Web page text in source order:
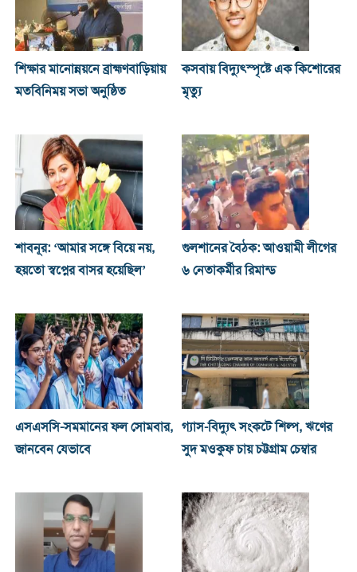
শিক্ষার মানোন্নয়নে ব্রাহ্মণবাড়িয়ায়
মতবিনিময় সভা অনুষ্ঠিত
কসবায় বিদ্যুৎস্পৃষ্টে এক কিশোরের
মৃত্যু
শাবনূর: ‘আমার সঙ্গে বিয়ে নয়,
হয়তো স্বপ্নের বাসর হয়েছিল’
গুলশানের বৈঠক: আওয়ামী লীগের
৬ নেতাকর্মীর রিমান্ড
এসএসসি-সমমানের ফল সোমবার,
জানবেন যেভাবে
গ্যাস-বিদ্যুৎ সংকটে শিল্প, ঋণের
সুদ মওকুফ চায় চট্টগ্রাম চেম্বার